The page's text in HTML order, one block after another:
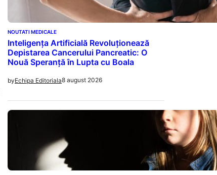
NOUTATI MEDICALE
Inteligența Artificială Revoluționează
Depistarea Cancerului Pancreatic: O
Nouă Speranță în Lupta cu Boala
byEchipa Editoriala8 august 2026